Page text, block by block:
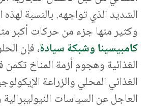
الشديد الذي تواجهه. بالنسبة
وكثير منها جزء من حركات أكبر
كامبيسيناوشبكة سيادة، فإن
الغذائية وهجوم أزمة المناخ تكمن
الغذائي المحلي والزراعة
العاجل عن السياسات